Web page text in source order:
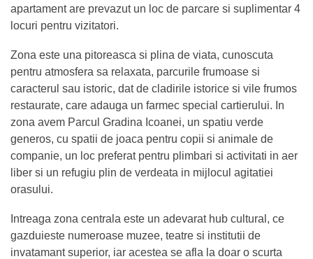
apartament are prevazut un loc de parcare si suplimentar 4
locuri pentru vizitatori.
Zona este una pitoreasca si plina de viata, cunoscuta
pentru atmosfera sa relaxata, parcurile frumoase si
caracterul sau istoric, dat de cladirile istorice si vile frumos
restaurate, care adauga un farmec special cartierului. In
zona avem Parcul Gradina Icoanei, un spatiu verde
generos, cu spatii de joaca pentru copii si animale de
companie, un loc preferat pentru plimbari si activitati in aer
liber si un refugiu plin de verdeata in mijlocul agitatiei
orasului.
Intreaga zona centrala este un adevarat hub cultural, ce
gazduieste numeroase muzee, teatre si institutii de
invatamant superior, iar acestea se afla la doar o scurta